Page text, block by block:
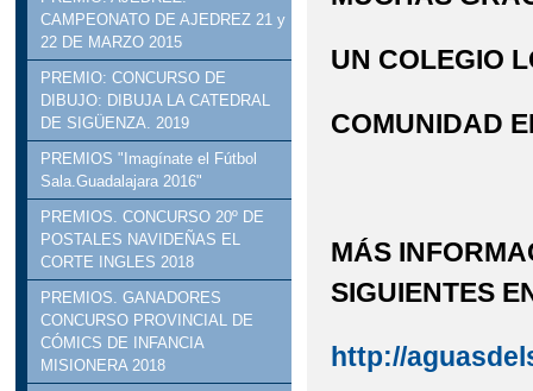
CAMPEONATO DE AJEDREZ 21 y
22 DE MARZO 2015
PREMIO: CONCURSO DE
DIBUJO: DIBUJA LA CATEDRAL
DE SIGÜENZA. 2019
PREMIOS "Imagínate el Fútbol
Sala.Guadalajara 2016"
PREMIOS. CONCURSO 20º DE
POSTALES NAVIDEÑAS EL
CORTE INGLES 2018
PREMIOS. GANADORES
CONCURSO PROVINCIAL DE
CÓMICS DE INFANCIA
MISIONERA 2018
UN COLEGIO
COMUNIDAD
MÁS
SIGUIENTES
http://